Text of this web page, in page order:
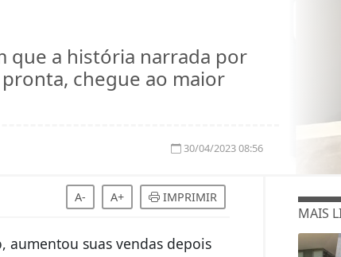
que a história narrada por
chegue ao maior
30/04/2023 08:56
A- A+ IMPRIMIR
suas vendas depois
MAIS